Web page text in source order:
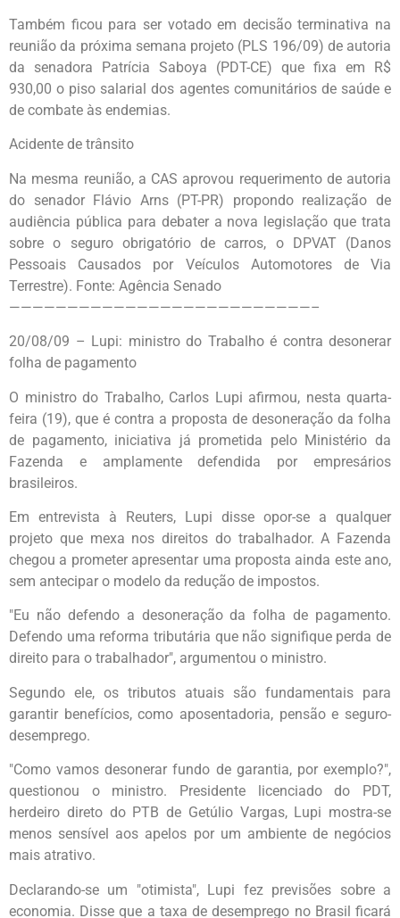
Também ficou para ser votado em decisão terminativa na
reunião da próxima semana projeto (PLS 196/09) de autoria
da senadora Patrícia Saboya (PDT-CE) que fixa em R$
930,00 o piso salarial dos agentes comunitários de saúde e
de combate às endemias.
Acidente de trânsito
Na mesma reunião, a CAS aprovou requerimento de autoria
do senador Flávio Arns (PT-PR) propondo realização de
audiência pública para debater a nova legislação que trata
sobre o seguro obrigatório de carros, o DPVAT (Danos
Pessoais Causados por Veículos Automotores de Via
Terrestre). Fonte: Agência Senado
——————————————————————————–
20/08/09 – Lupi: ministro do Trabalho é contra desonerar
folha de pagamento
O ministro do Trabalho, Carlos Lupi afirmou, nesta quarta-
feira (19), que é contra a proposta de desoneração da folha
de pagamento, iniciativa já prometida pelo Ministério da
Fazenda e amplamente defendida por empresários
brasileiros.
Em entrevista à Reuters, Lupi disse opor-se a qualquer
projeto que mexa nos direitos do trabalhador. A Fazenda
chegou a prometer apresentar uma proposta ainda este ano,
sem antecipar o modelo da redução de impostos.
"Eu não defendo a desoneração da folha de pagamento.
Defendo uma reforma tributária que não signifique perda de
direito para o trabalhador", argumentou o ministro.
Segundo ele, os tributos atuais são fundamentais para
garantir benefícios, como aposentadoria, pensão e seguro-
desemprego.
"Como vamos desonerar fundo de garantia, por exemplo?",
questionou o ministro. Presidente licenciado do PDT,
herdeiro direto do PTB de Getúlio Vargas, Lupi mostra-se
menos sensível aos apelos por um ambiente de negócios
mais atrativo.
Declarando-se um "otimista", Lupi fez previsões sobre a
economia. Disse que a taxa de desemprego no Brasil ficará